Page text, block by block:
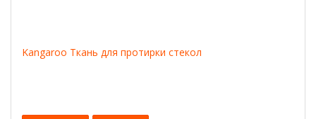
Kangaroo Ткань для протирки стекол